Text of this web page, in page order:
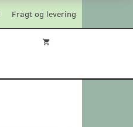
Fragt og levering